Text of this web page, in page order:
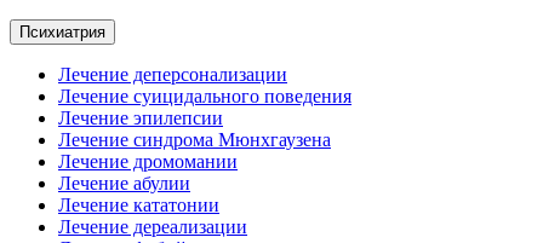
Психиатрия
Лечение деперсонализации
Лечение суицидального поведения
Лечение эпилепсии
Лечение синдрома Мюнхгаузена
Лечение дромомании
Лечение абулии
Лечение кататонии
Лечение дереализации